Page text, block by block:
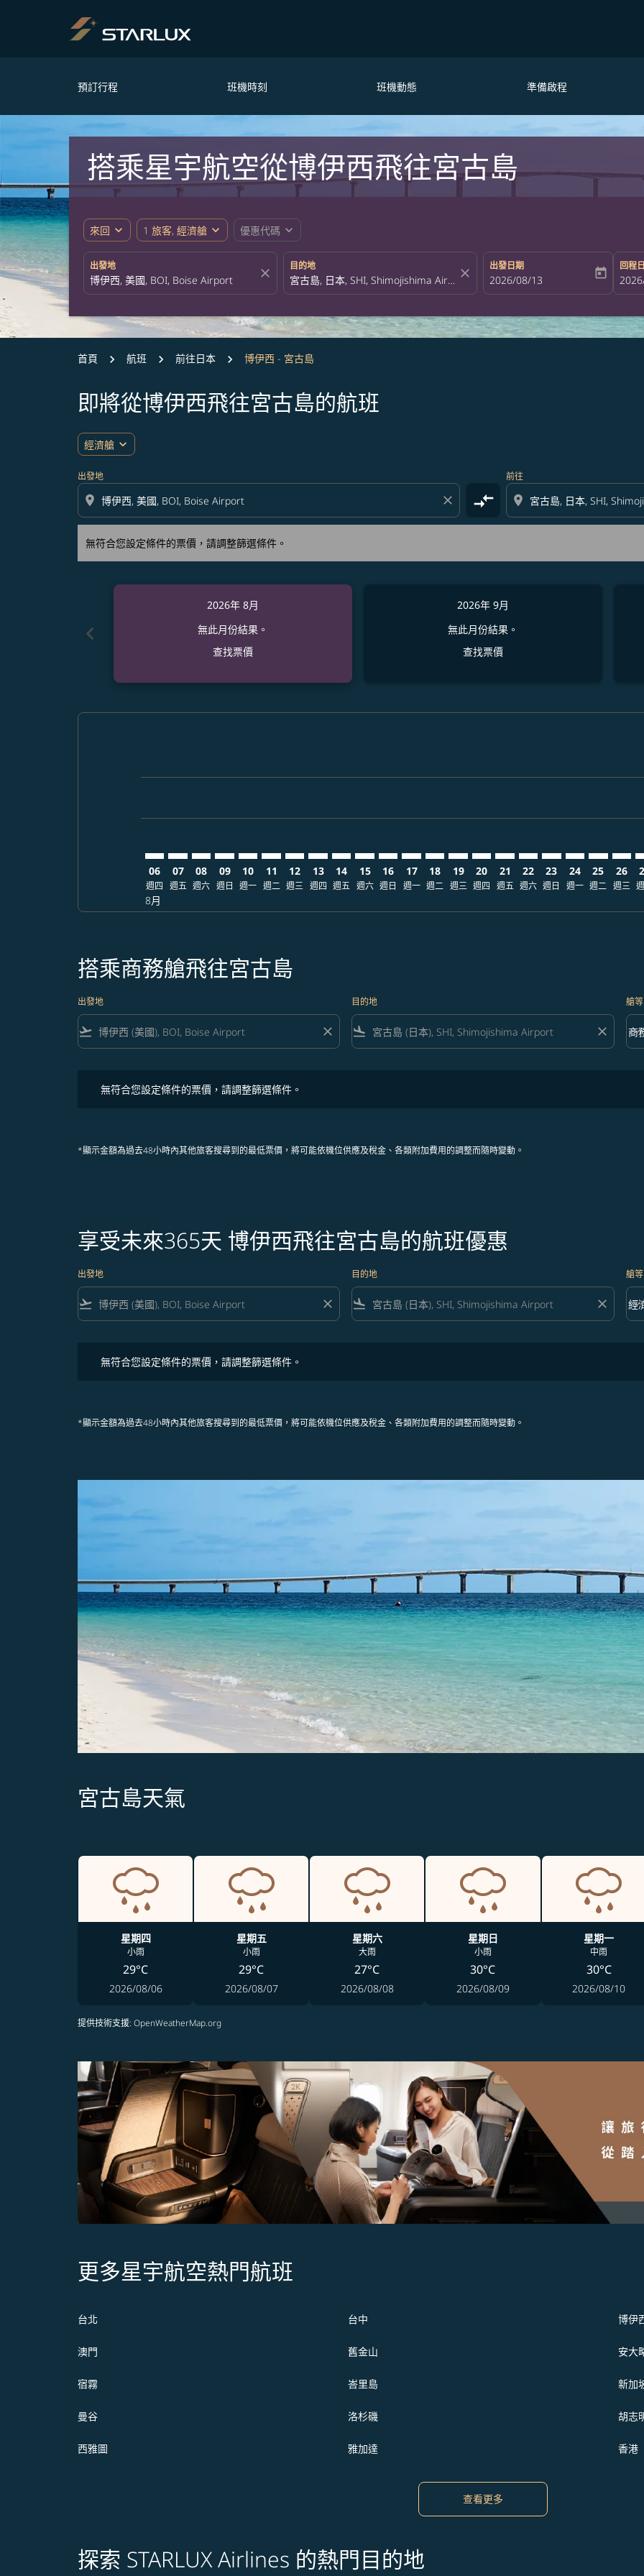
預訂行程 班機時刻 班機動態 準備啟程
搭乘星宇航空從博伊西飛往宮古島
來回 expand_more 1 旅客, 經濟艙 expand_more 優惠代碼 expand_more
出發地
close
目的地
close
出發日期
fc-booking-departure-date-aria-
2026/08/13 today
回程
fc-
首頁 航班 前往日本 博伊西 - 宮古島
即將從博伊西飛往宮古島的航班
經濟艙 expand_more
出發地
location_on close compare_arrows
前往
location_on
無符合您設定條件的票價，請調整篩選條件。
無符合您設定條件的票價，請調整篩選條件。
chevron_left
2026年 8月
無此月份結果。
查找票價
2026年 9月
無此月份結果。
查找票價
06
週四
8月
07
週五
08
週六
09
週日
10
週一
11
週二
12
週三
13
週四
14
週五
15
週六
16
週日
17
週一
18
週二
19
週三
20
週四
21
週五
BOI–SHI: cmp-view-
22
週六
BOI–SHI: cmp-
23
週日
BOI–SHI:
24
週一
25
週二
26
週三
搭乘商務艙飛往宮古島
出發地
flight_takeoff close
目的地
flight_land close
艙等
艙
商
keyboard_arrow_down
無符合您設定條件的票價，請調整篩選條件。
*顯示金額為過去48小時內其他旅客搜尋到的最低票價，將可能依機位供應及稅金、各類附加費用的調整而隨時變動。
享受未來365天 博伊西飛往宮古島的航班優惠
出發地
flight_takeoff close
目的地
flight_land close
艙等
艙
經
keyboard_arrow_down
無符合您設定條件的票價，請調整篩選條件。
*顯示金額為過去48小時內其他旅客搜尋到的最低票價，將可能依機位供應及稅金、各類附加費用的調整而隨時變動。
宮古島天氣
星期四
小雨
29°C
2026/08/06
星期五
小雨
29°C
2026/08/07
星期六
大雨
27°C
2026/08/08
星期日
小雨
30°C
2026/08/09
星期一
中雨
30°C
2026/08/10
提供技術支援: OpenWeatherMap.org
更多星宇航空熱門航班
台北 台中 博伊
澳門 舊金山 安大
宿霧 峇里島 新加
曼谷 洛杉磯 胡志
西雅圖 雅加達 香港
查看更多
探索 STARLUX Airlines 的熱門目的地